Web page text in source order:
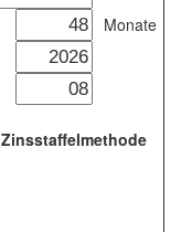
Monate
Zinsstaffelmethode